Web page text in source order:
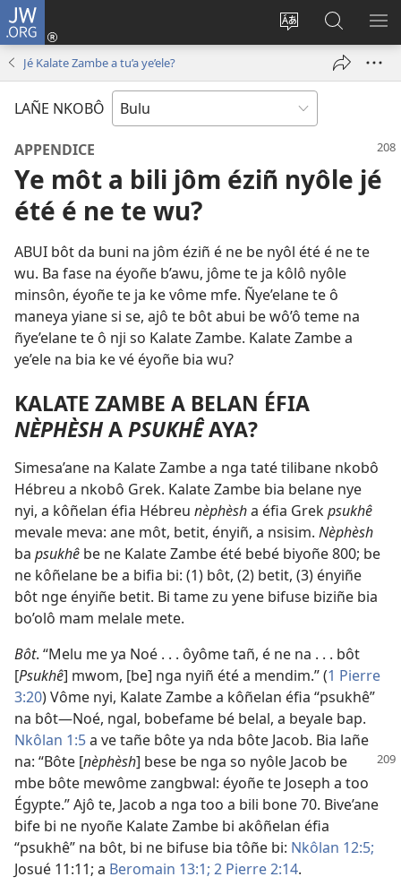
JW.ORG
Tyéndé’é
anjeñe
mefoé
Yoé
window)
Jeñe
JW.ORG
E
Jé Kalate Zambe a tu’a ye’ele?
LAÑE NKOBÔ
APPENDICE
Ye môt a bili jôm éziñ nyôle jé
été é ne te wu?
ABUI bôt da buni na jôm éziñ é ne be nyôl été é ne te
wu. Ba fase na éyoñe b’awu, jôme te ja kôlô nyôle
minsôn, éyoñe te ja ke vôme mfe. Ñye’elane te ô
maneya yiane si se, ajô te bôt abui be wô’ô teme na
ñye’elane te ô nji so Kalate Zambe. Kalate Zambe a
ye’ele na bia ke vé éyoñe bia wu?
KALATE ZAMBE A BELAN ÉFIA
NÈPHÈSHAPSUKHÊAYA?
Simesa’ane na Kalate Zambe a nga taté tilibane nkobô
Hébreu a nkobô Grek. Kalate Zambe bia belane nye
nyi, a kôñelan éfia Hébreu nèphèsha éfia Grekpsukhê
mevale meva: ane môt, betit, ényiñ, a nsisim. Nèphèsh
ba psukhê be ne Kalate Zambe été bebé biyoñe 800; be
ne kôñelane be a bifia bi: (1) bôt, (2) betit, (3) ényiñe
bôt nge ényiñe betit. Bi tame zu yene bifuse biziñe bia
bo’olô mam melale mete.
Bôt. “Melu me ya Noé . . . ôyôme tañ, é ne na . . . bôt
[Psukhê] mwom, [be] nga nyiñ été a mendim.” (1 Pierre
3:20) Vôme nyi, Kalate Zambe a kôñelan éfia “psukhê”
na bôt​—Noé, ngal, bobefame bé belal, a beyale bap.
Nkôlan 1:5a ve tañe bôte ya nda bôte Jacob. Bia lañe
na: “Bôte [nèphèsh] bese be nga so nyôle Jacob be
mbe bôte mewôme zangbwal: éyoñe te Joseph a too
Égypte.” Ajô te, Jacob a nga too a bili bone 70. Bive’ane
bife bi ne nyoñe Kalate Zambe bi akôñelan éfia
“psukhê” na bôt, bi ne bifuse bia tôñe bi: Nkôlan 12:5;
Josué 11:11; a Beromain 13:1; 2 Pierre 2:14.